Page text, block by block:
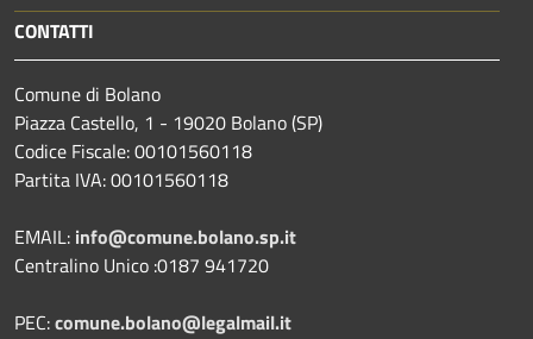
CONTATTI
Comune di Bolano
Piazza Castello, 1 - 19020 Bolano (SP)
Codice Fiscale: 00101560118
Partita IVA: 00101560118
EMAIL: info@comune.bolano.sp.it
Centralino Unico :0187 941720
PEC:comune.bolano@legalmail.it